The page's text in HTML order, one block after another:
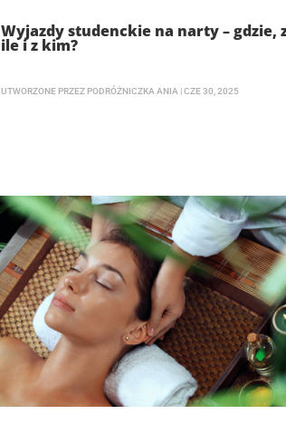
Wyjazdy studenckie na narty – gdzie,
ile i z kim?
UTWORZONE PRZEZ PODRÓŻNICZKA ANIA |CZE 30, 2025